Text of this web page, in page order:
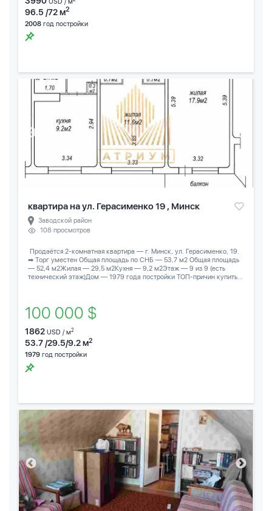
96.5 /72 м2
2008 год постройки
квартира на ул. Герасименко 19 , Минск
Заводской район
108 просмотров
️ Продаётся 2-комнатная квартира — г. Минск, ул. Герасименко, 19.
➡ Торг уместен Общая площадь по СНБ — 53,7 м2 Общая площадь
— 52,4 м2Жилая — 29,5 м2Кухня — 9,2 м2Этаж — 9 из 9 (есть
технический этаж)Дом — 1979 года постройки ТОП-причин купить...
100 000 $
1862 USD / м2
53.7 /29.5/9.2 м2
1979 год постройки